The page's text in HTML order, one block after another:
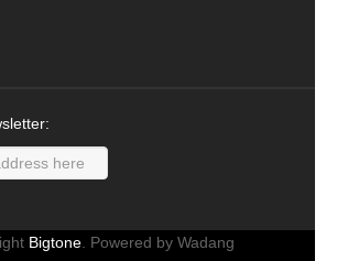
Bigtone. Powered by Wadang